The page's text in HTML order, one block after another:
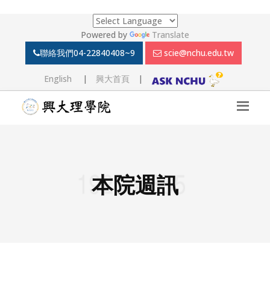
Powered by
Translate
聯絡我們04-22840408~9 scie@nchu.edu.tw
English | 興大首頁|
本院週訊